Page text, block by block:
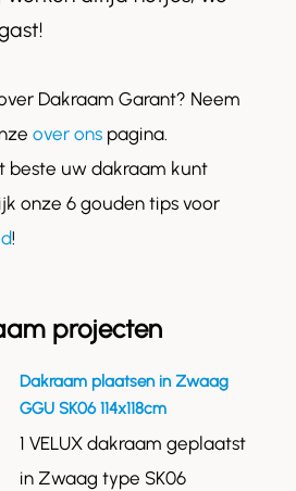
Dakraam Garant? Neem
over ons pagina.
beste uw dakraam kunt
onze 6 gouden tips voor
!
projecten
Dakraam plaatsen in Zwaag
GGU SK06 114x118cm
1 VELUX dakraam geplaatst
in Zwaag type SK06